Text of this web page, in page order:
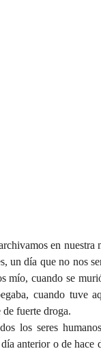
en nuestra
un día que no nos
mío, cuando se
cuando tuve
fuerte droga.
los seres
anterior o de hace